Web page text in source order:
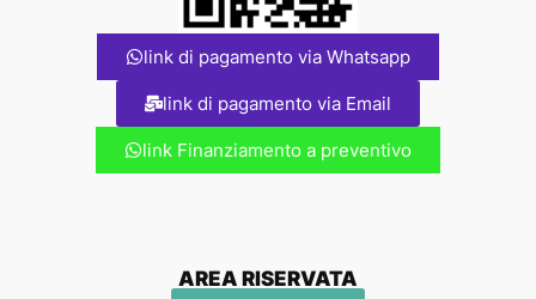
link di pagamento via Whatsapp
link di pagamento via Email
link Finanziamento a preventivo
AREA RISERVATA